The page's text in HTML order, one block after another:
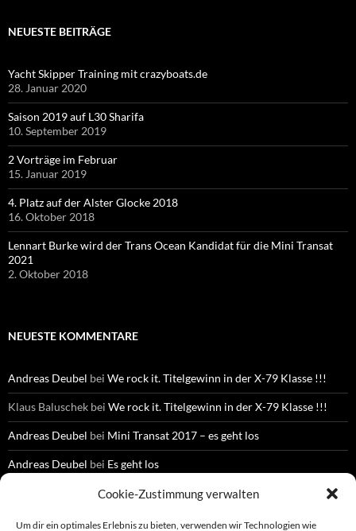
Cookie-Zustimmung verwalten
Um dir ein optimales Erlebnis zu bieten, verwenden wir Technologien wie
NEUESTE BEITRÄGE
Yacht Skipper Training mit crazyboats.de
28. Januar 2020
Saison 2019 auf L30 Sharifa
10. September 2019
2 Vorträge im Februar
15. Januar 2019
4. Platz auf der Alster Glocke 2018
16. Oktober 2018
Lennart Burke wird der Trans Ocean Kandidat für die Mini Transat
2021
2. Oktober 2018
NEUESTE KOMMENTARE
Andreas Deubel bei We rock it. Titelgewinn in der X-79 Klasse !!!
Klaus Baluschek bei We rock it. Titelgewinn in der X-79 Klasse !!!
Andreas Deubel bei Mini Transat 2017 – es geht los
Andreas Deubel bei Es geht los
Es geht los